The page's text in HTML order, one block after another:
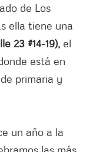
de Los
ella tiene una
23 #14-19), el
está en
primaria y
un año a la